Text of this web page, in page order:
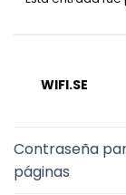
WIFI.SE
Contraseña
páginas